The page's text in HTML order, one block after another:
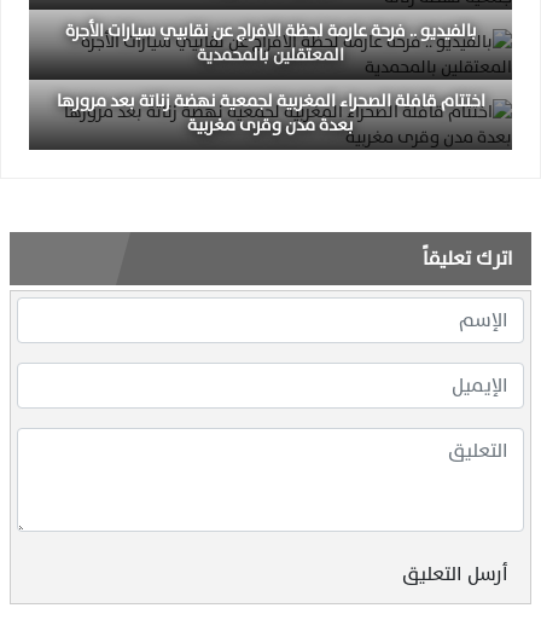
بالفيديو .. فرحة عارمة لحظة الافراج عن نقابيي سيارات الأجرة
المعتقلين بالمحمدية
اختتام قافلة الصحراء المغربية لجمعية نهضة زناتة بعد مرورها
بعدة مدن وقرى مغربية
اترك تعليقاً
أرسل التعليق